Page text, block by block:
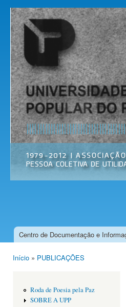
Universidade
Popular do
Porto
Associação
Cultural
Menu principal
Centro de Documentação e
Início » PUBLICAÇÕES
Roda de Poesia pela Paz
SOBRE A UPP